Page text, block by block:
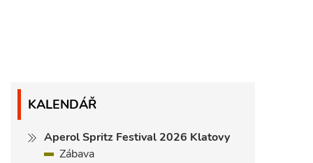
KALENDÁŘ
Aperol Spritz Festival 2026 Klatovy
Zábava